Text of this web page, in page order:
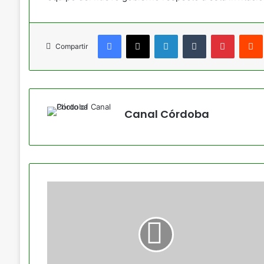
Compartir
Facebook
X LinkedInTumblr Pinterest
Canal Córdoba